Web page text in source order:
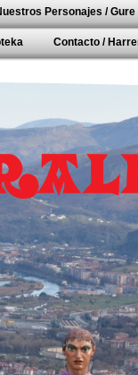
Personajes /
Contacto /